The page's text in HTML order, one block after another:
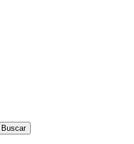
Buscar